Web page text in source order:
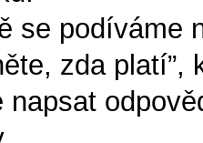
se podíváme
zda
napsat